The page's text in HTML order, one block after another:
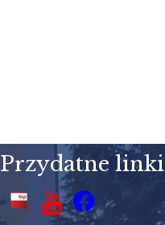
Przydatne linki